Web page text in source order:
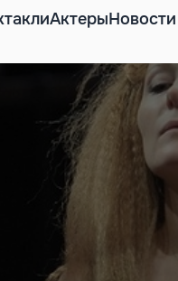
АктерыНовости